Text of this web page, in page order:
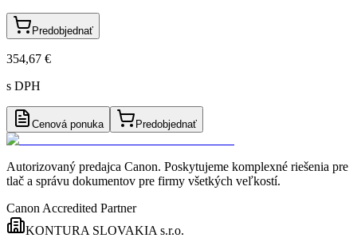
Predobjednať
354,67 €
s DPH
Cenová ponuka Predobjednať
Autorizovaný predajca Canon. Poskytujeme komplexné riešenia pre
tlač a správu dokumentov pre firmy všetkých veľkostí.
Canon Accredited Partner
KONTURA SLOVAKIA s.r.o.